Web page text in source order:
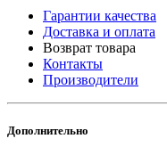
Гарантии качества
Доставка и оплата
Возврат товара
Контакты
Производители
Дополнительно